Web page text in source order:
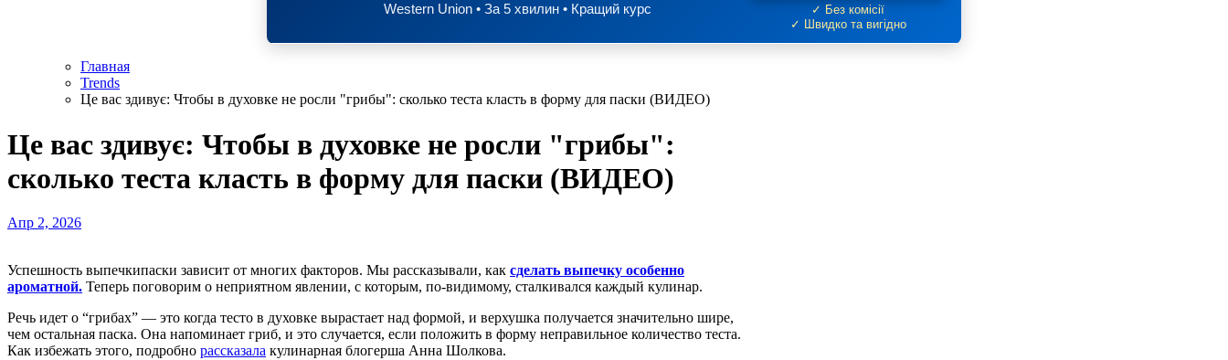
Western Union • За 5 хвилин • Кращий курс
✓ Без комісії
✓ Швидко та вигідно
Главная
Trends
Це вас здивує: Чтобы в духовке не росли "грибы": сколько теста класть в форму для паски (ВИДЕО)
Це вас здивує: Чтобы в духовке не росли "грибы":
сколько теста класть в форму для паски (ВИДЕО)
Апр 2, 2026
Успешность выпечкипаски зависит от многих факторов. Мы рассказывали, как сделать выпечку особенно
ароматной. Теперь поговорим о неприятном явлении, с которым, по-видимому, сталкивался каждый кулинар.
Речь идет о “грибах” — это когда тесто в духовке вырастает над формой, и верхушка получается значительно шире,
чем остальная паска. Она напоминает гриб, и это случается, если положить в форму неправильное количество теста.
Как избежать этого, подробно рассказала кулинарная блогерша Анна Шолкова.